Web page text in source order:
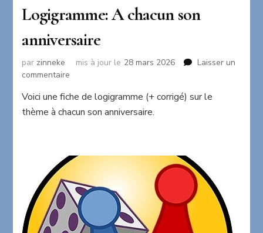
Logigramme: A chacun son
anniversaire
par zinneke mis à jour le 28 mars 2026
Laisser un
commentaire
A
chacun
Voici une fiche de logigramme (+ corrigé) sur le
thème à chacun son anniversaire.